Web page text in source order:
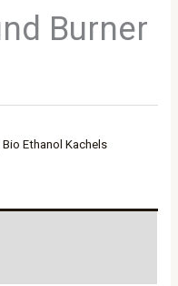
Burner
Bio Ethanol Kachels